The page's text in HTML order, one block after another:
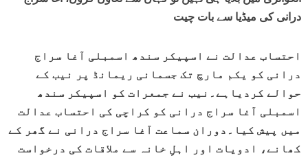
درانی کی میڈیا سے بات چیت
احتساب عدالت نے اسپیکر سندھ اسمبلی آغا سراج
درانی کو یکم مارچ تک جسمانی ریمانڈ پر نیب کے
حوالے کردیاہے۔نیب نے جمعرات کو اسپیکر سندھ
اسمبلی آغا سراج درانی کو کراچی کی احتساب عدالت
میں پیش کیا۔دوران سماعت آغا سراج درانی نے گھر کے
کھانے، ادویات اور اہلِ خانہ سے ملاقات کی درخواست